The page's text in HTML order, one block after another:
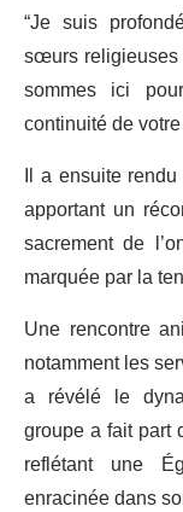
“Je suis
sœurs
sommes ici
continuité de
Il a ensuite
apportant un
sacrement de
marquée par la
Une rencontre
notamment les
a révélé le
groupe a fait part
reflétant une
enracinée dans